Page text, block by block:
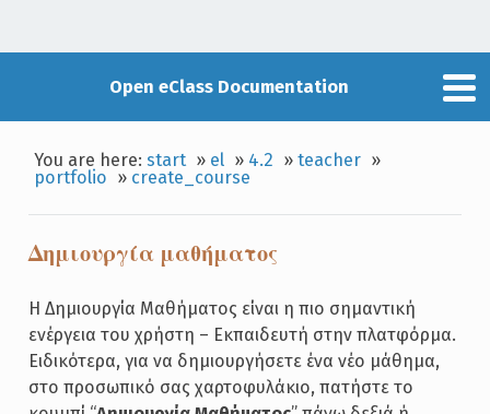
Open eClass Documentation
You are here:start » el » 4.2 »teacher »
portfolio » create_course
Δημιουργία μαθήματος
Η Δημιουργία Μαθήματος είναι η πιο σημαντική
ενέργεια του χρήστη – Εκπαιδευτή στην πλατφόρμα.
Ειδικότερα, για να δημιουργήσετε ένα νέο μάθημα,
στο προσωπικό σας χαρτοφυλάκιο, πατήστε το